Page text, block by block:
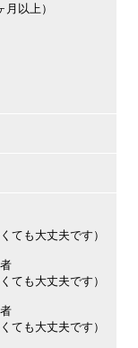
以上）
ても大丈夫です）
ても大丈夫です）
ても大丈夫です）